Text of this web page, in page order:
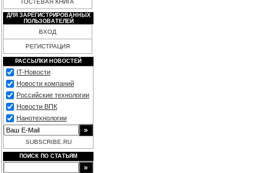
ГОСТЕВАЯ КНИГА
ДЛЯ ЗАРЕГИСТРИРОВАННЫХ
ПОЛЬЗОВАТЕЛЕЙ
ВХОД
РЕГИСТРАЦИЯ
РАССЫЛКИ НОВОСТЕЙ
IT-Новости
Новости компаний
Российские технологии
Новости ВПК
Нанотехнологии
SUBSCRIBE.RU
ПОИСК ПО СТАТЬЯМ